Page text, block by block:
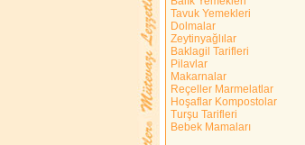
Tavuk Yemekleri
Dolmalar
Zeytinyağlılar
Baklagil Tarifleri
Pilavlar
Makarnalar
Reçeller Marmelatlar
Hoşaflar Kompostolar
Turşu Tarifleri
Bebek Mamaları